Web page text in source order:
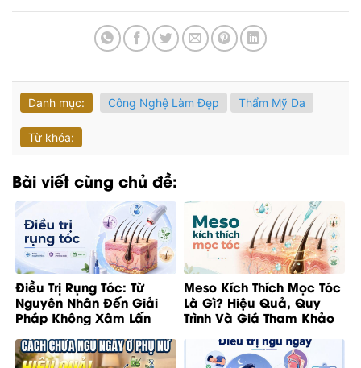
Danh mục: Công Nghệ Làm Đẹp Thẩm Mỹ Da
Từ khóa:
Bài viết cùng chủ đề:
Điều Trị Rụng Tóc: Từ
Nguyên Nhân Đến Giải
Pháp Không Xâm Lấn
Meso Kích Thích Mọc Tóc
Là Gì? Hiệu Quả, Quy
Trình Và Giá Tham Khảo